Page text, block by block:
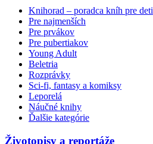
Knihorad – poradca kníh pre deti
Pre najmenších
Pre prvákov
Pre pubertiakov
Young Adult
Beletria
Rozprávky
Sci-fi, fantasy a komiksy
Leporelá
Náučné knihy
Ďalšie kategórie
Životopisy a reportáže